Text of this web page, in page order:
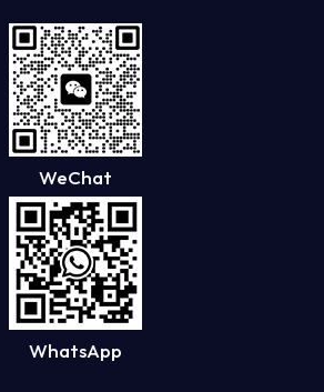
WeChat
WhatsApp